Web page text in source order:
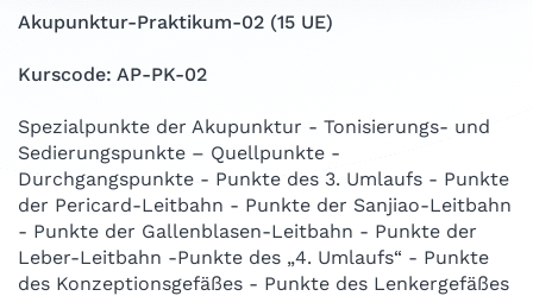
Akupunktur-Praktikum-02 (15 UE)
Kurscode: AP-PK-02
Spezialpunkte der Akupunktur - Tonisierungs- und
Sedierungspunkte – Quellpunkte -
Durchgangspunkte - Punkte des 3. Umlaufs - Punkte
der Pericard-Leitbahn - Punkte der Sanjiao-Leitbahn
- Punkte der Gallenblasen-Leitbahn - Punkte der
Leber-Leitbahn -Punkte des „4. Umlaufs“ - Punkte
des Konzeptionsgefäßes - Punkte des Lenkergefäßes